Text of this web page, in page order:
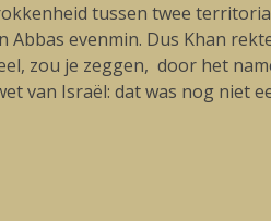
tussen twee
evenmin. Dus Khan
zou je zeggen, door het
van Israël: dat was nog niet